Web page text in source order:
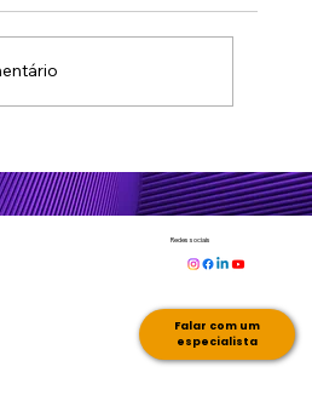
de Motoristas no
Falar com um
especialista
Redes sociais